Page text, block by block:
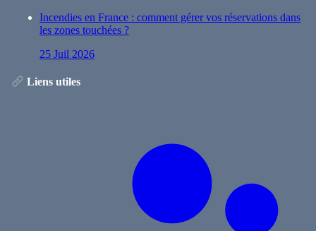
Incendies en France : comment gérer vos réservations dans
les zones touchées ?
25 Juil 2026
Liens utiles